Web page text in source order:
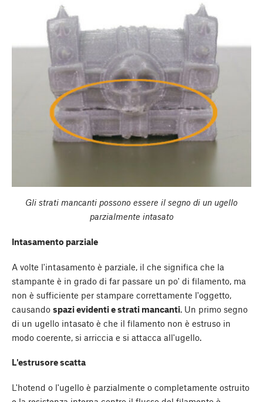
Gli strati mancanti possono essere il segno di un ugello
parzialmente intasato
Intasamento parziale
A volte l'intasamento è parziale, il che significa che la
stampante è in grado di far passare un po' di filamento, ma
non è sufficiente per stampare correttamente l'oggetto,
causando spazi evidenti e strati mancanti . Un primo segno
di un ugello intasato è che il filamento non è estruso in
modo coerente, si arriccia e si attacca all'ugello.
L'estrusore scatta
L'hotend o l'ugello è parzialmente o completamente ostruito